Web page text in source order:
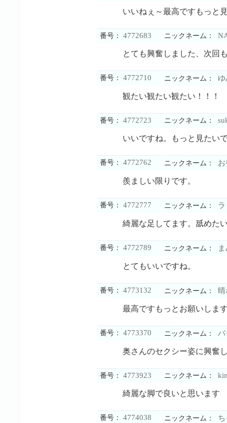
いいねぇ～最高ですもっと
番号： 4772683 ニックネーム：
とても興奮しました、次回
番号： 4772710 ニックネーム：
観たい観たい観たい！！！
番号： 4772723 ニックネーム：
いいですね。もっと見たい
番号： 4772762 ニックネーム：
羨ましい限りです。
番号： 4772777 ニックネーム：
綺麗な足してます。舐めた
番号： 4772789 ニックネーム：
とてもいいですね。
番号： 4773132 ニックネーム：
最高ですもっとお願いしま
番号： 4773370 ニックネーム： パ
奥さんのセクシー姿に興奮
番号： 4773923 ニックネーム：
綺麗な脚で良いと思います
番号： 4774038 ニックネーム：